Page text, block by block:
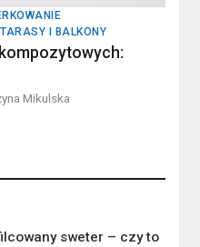
TARASY I BALKONY
Mikulska
sweter – czy to